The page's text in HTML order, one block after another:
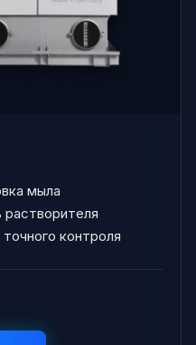
мыла
контроля